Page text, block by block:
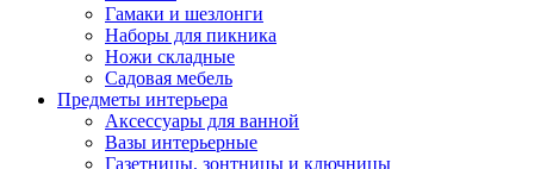
Гамаки и шезлонги
Наборы для пикника
Ножи складные
Садовая мебель
Предметы интерьера
Аксессуары для ванной
Вазы интерьерные
Газетницы, зонтницы и ключницы